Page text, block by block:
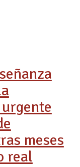
meses
real